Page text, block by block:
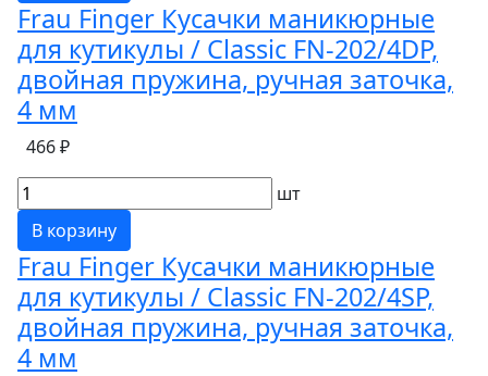
Frau Finger Кусачки маникюрные
для кутикулы / Classic FN-202/4DP,
двойная пружина, ручная заточка,
4 мм
466 ₽
шт
В корзину
Frau Finger Кусачки маникюрные
для кутикулы / Classic FN-202/4SP,
двойная пружина, ручная заточка,
4 мм